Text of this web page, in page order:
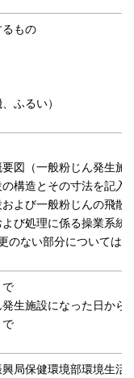
もの
ふるい）
図（一般粉じん発生
構造とその寸法を記入
よび一般粉じんの飛
び処理に係る操業系統
のない部分については
生施設になった日から
局保健環境部環境生活